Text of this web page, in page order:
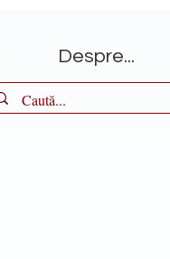
Despre...